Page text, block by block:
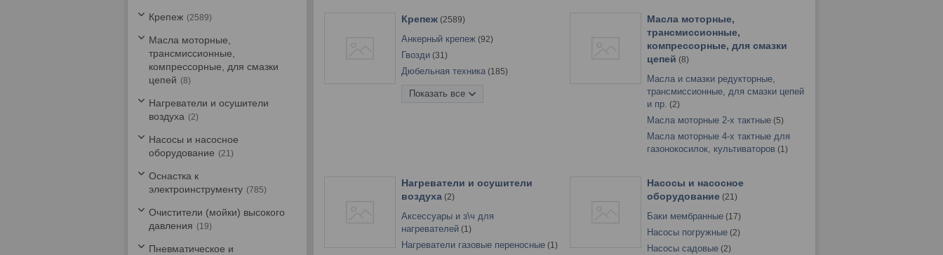
Шаблоны профилей
Штангенциркули
Крепеж 2589
Анкерный крепеж 92
Гвозди 31
Дюбельная техника 185
Заклепки
Перфорированный крепеж 64
Саморезы и шурупы
Скобяные изделия 155
Специальный крепеж
Такелаж 90
Показать все
Масла моторные,
трансмиссионные,
компрессорные, для смазки
цепей 8
Масла и смазки редукторные,
трансмиссионные, для смазки цепей
и пр. 2
Масла моторные 2-х тактные 5
Масла моторные 4-х тактные для
газонокосилок, культиваторов 1
Нагреватели и осушители
воздуха 2
Аксессуары и з\ч для
нагревателей 1
Нагреватели газовые переносные 1
Насосы и насосное
оборудование 21
Баки мембранные 17
Насосы погружные 2
Насосы садовые 2
Крепеж 2589
Масла моторные,
трансмиссионные,
компрессорные, для смазки
цепей
8
Нагреватели и осушители
воздуха
2
Насосы и насосное
оборудование
21
Оснастка к
электроинструменту
785
Очистители (мойки) высокого
давления
19
Пневматическое и